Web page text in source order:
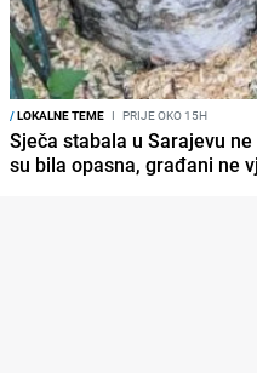
/LOKALNE TEME I PRIJE OKO 15H
Sječa stabala u Sarajevu
su bila opasna, građani ne